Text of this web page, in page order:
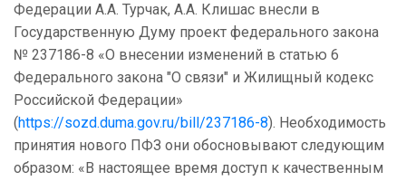
Федерации А.А. Турчак, А.А. Клишас внесли в
Государственную Думу проект федерального закона
№ 237186-8 «О внесении изменений в статью 6
Федерального закона "О связи" и Жилищный кодекс
Российской Федерации»
(https://sozd.duma.gov.ru/bill/237186-8). Необходимость
принятия нового ПФЗ они обосновывают следующим
образом: «В настоящее время доступ к качественным